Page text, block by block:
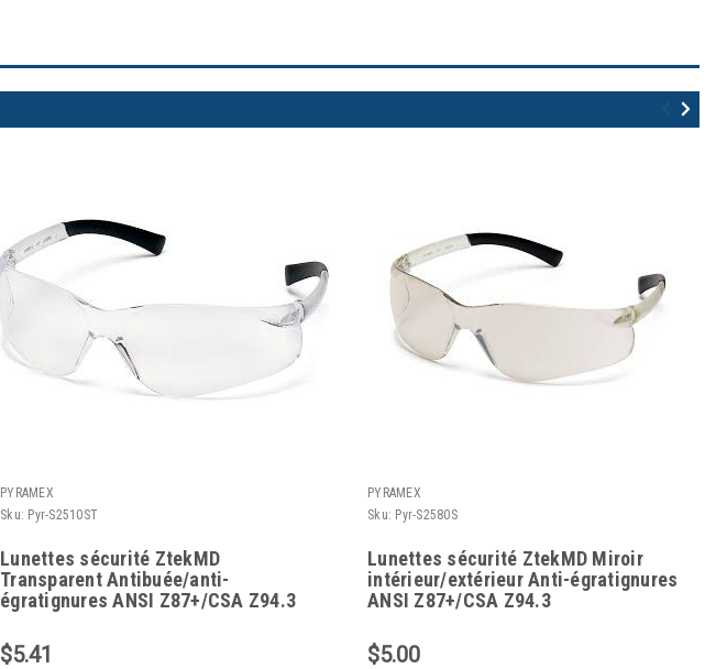
PYRAMEX
Sku: Pyr-S2510ST
Lunettes sécurité ZtekMD
Transparent Antibuée/anti-
égratignures ANSI Z87+/CSA Z94.3
$5.41
PYRAMEX
Sku: Pyr-S2580S
Lunettes sécurité ZtekMD Miroir
intérieur/extérieur Anti-égratignures
ANSI Z87+/CSA Z94.3
$5.00